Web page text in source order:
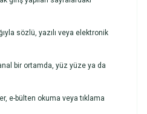
sözlü, yazılı veya elektronik
bir ortamda, yüz yüze ya da
e-bülten okuma veya tıklama